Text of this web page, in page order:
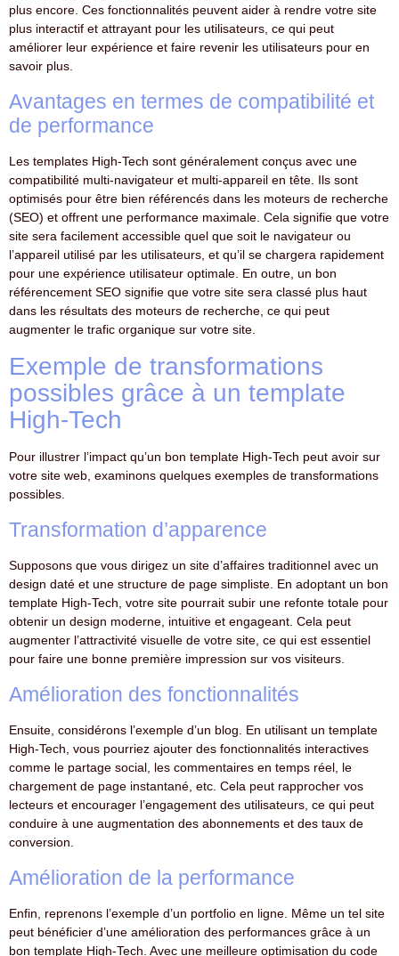
plus encore. Ces fonctionnalités peuvent aider à rendre votre site
plus interactif et attrayant pour les utilisateurs, ce qui peut
améliorer leur expérience et faire revenir les utilisateurs pour en
savoir plus.
Avantages en termes de compatibilité et
de performance
Les templates High-Tech sont généralement conçus avec une
compatibilité multi-navigateur et multi-appareil en tête. Ils sont
optimisés pour être bien référencés dans les moteurs de recherche
(SEO) et offrent une performance maximale. Cela signifie que votre
site sera facilement accessible quel que soit le navigateur ou
l’appareil utilisé par les utilisateurs, et qu’il se chargera rapidement
pour une expérience utilisateur optimale. En outre, un bon
référencement SEO signifie que votre site sera classé plus haut
dans les résultats des moteurs de recherche, ce qui peut
augmenter le trafic organique sur votre site.
Exemple de transformations
possibles grâce à un template
High-Tech
Pour illustrer l’impact qu’un bon template High-Tech peut avoir sur
votre site web, examinons quelques exemples de transformations
possibles.
Transformation d’apparence
Supposons que vous dirigez un site d’affaires traditionnel avec un
design daté et une structure de page simpliste. En adoptant un bon
template High-Tech, votre site pourrait subir une refonte totale pour
obtenir un design moderne, intuitive et engageant. Cela peut
augmenter l’attractivité visuelle de votre site, ce qui est essentiel
pour faire une bonne première impression sur vos visiteurs.
Amélioration des fonctionnalités
Ensuite, considérons l’exemple d’un blog. En utilisant un template
High-Tech, vous pourriez ajouter des fonctionnalités interactives
comme le partage social, les commentaires en temps réel, le
chargement de page instantané, etc. Cela peut rapprocher vos
lecteurs et encourager l’engagement des utilisateurs, ce qui peut
conduire à une augmentation des abonnements et des taux de
conversion.
Amélioration de la performance
Enfin, reprenons l’exemple d’un portfolio en ligne. Même un tel site
peut bénéficier d’une amélioration des performances grâce à un
bon template High-Tech. Avec une meilleure optimisation du code